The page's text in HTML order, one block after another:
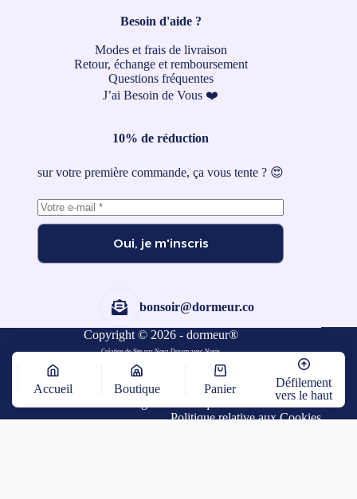
Besoin d'aide ?
Modes et frais de livraison
Retour, échange et remboursement
Questions fréquentes
J’ai Besoin de Vous ❤️
10% de réduction
sur votre première commande, ça vous tente ? 😍
Oui, je m'inscris
bonsoir@dormeur.co
Copyright © 2026 - dormeur®
Création de Site par Nova DreamavecNovis
Politique de Confidentialité-
Politique relative aux Cookies
Accueil Boutique Panier
Défilement
vers le haut